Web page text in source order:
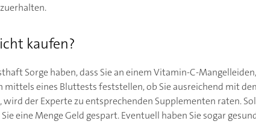
kaufen?
Sorge haben, dass Sie an einem Vitamin-C-
mittels eines Bluttests feststellen, ob Sie ausreichend mit
der Experte zu entsprechenden Supplementen raten.
eine Menge Geld gespart. Eventuell haben Sie sogar